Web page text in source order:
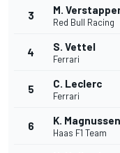
3 M.
Red Bull Racing
4 S. Vettel
Ferrari
5 C. Leclerc
Ferrari
6 K. Magnussen
Haas F1 Team